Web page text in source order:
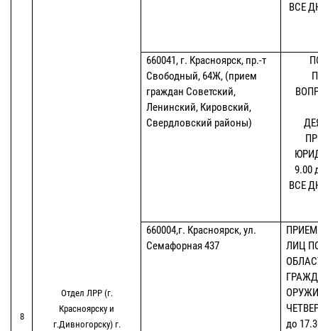
8
Отдел ЛРР (г.
Красноярску и
г.Дивногорску) г.
ВСЕ
660041, г. Красноярск, пр.-т
Свободный, 64Ж, (прием
граждан Советский,
Ленинский, Кировский,
Свердловский районы)
9.00
ВСЕ
660004,г. Красноярск, ул.
Семафорная 437
ЛИЦ
до